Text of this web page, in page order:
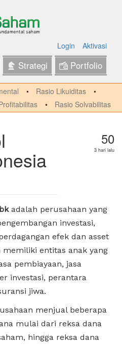
Login Aktivasi
Strategi Portfolio
Rasio Likuiditas
Rasio Solvabilitas
50
3 hari lalu
adalah perusahaan yang
investasi,
efek dan asset
memiliki entitas anak yang
pembiayaan, jasa
investasi, perantara
jiwa.
menjual beberapa
mulai dari reksa dana
hingga reksa dana